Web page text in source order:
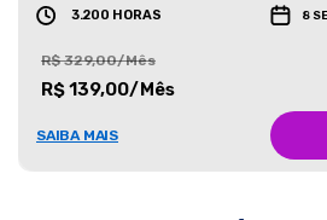
3.200 HORAS 8
R$ 329,00/Mês
R$ 139,00/Mês
SAIBA MAIS